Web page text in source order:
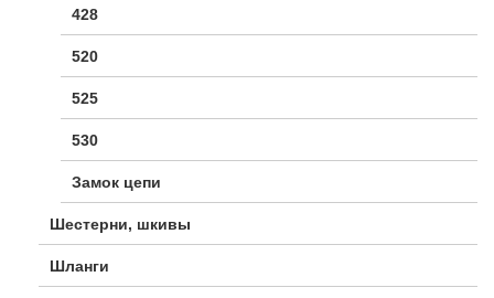
428
520
525
530
Замок цепи
Шестерни, шкивы
Шланги